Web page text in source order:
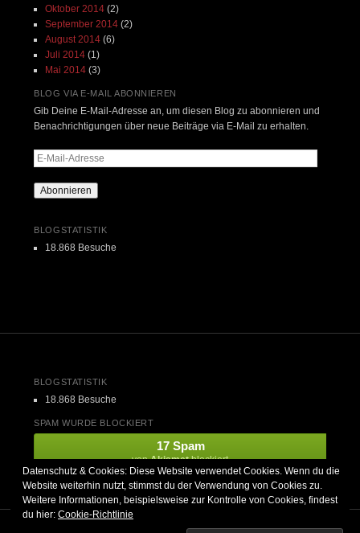
Oktober 2014(2)
September 2014(2)
August 2014(6)
Juli 2014(1)
Mai 2014(3)
BLOG VIA E-MAIL ABONNIEREN
Gib Deine E-Mail-Adresse an, um diesen Blog zu abonnieren und
Benachrichtigungen über neue Beiträge via E-Mail zu erhalten.
E-
Mail-
Adresse
Abonnieren
BLOGSTATISTIK
18.868 Besuche
BLOGSTATISTIK
18.868 Besuche
SPAM WURDE BLOCKIERT
17 Spam
vonAkismetblockiert.
Datenschutz & Cookies: Diese Website verwendet Cookies. Wenn du die
Website weiterhin nutzt, stimmst du der Verwendung von Cookies zu.
Weitere Informationen, beispielsweise zur Kontrolle von Cookies, findest
du hier: Cookie-Richtlinie